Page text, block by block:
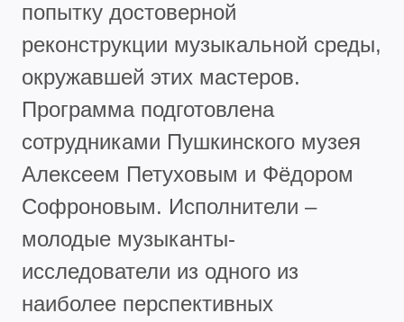
попытку достоверной
реконструкции музыкальной среды,
окружавшей этих мастеров.
Программа подготовлена
сотрудниками Пушкинского музея
Алексеем Петуховым и Фёдором
Софроновым. Исполнители –
молодые музыканты-
исследователи из одного из
наиболее перспективных